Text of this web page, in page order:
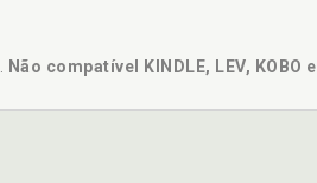
Não compatível KINDLE, LEV, KOBO e